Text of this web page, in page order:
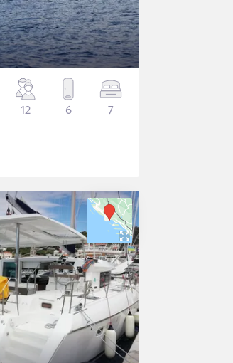
12 6 7